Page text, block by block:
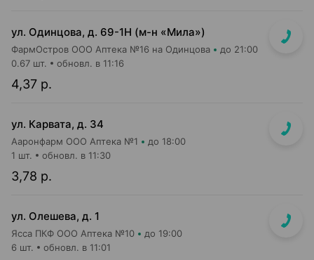
ул. Одинцова, д. 69-1Н (м-н «Мила»)
ФармОстров ООО Аптека №16 на Одинцова до 21:00
4,37 р.
0.67 шт. обновл. в 11:16
ул. Карвата, д. 34
Ааронфарм ООО Аптека №1 до 18:00
3,78 р.
1 шт. обновл. в 11:30
ул. Олешева, д. 1
Ясса ПКФ ООО Аптека №10 до 19:00
6 шт. обновл. в 11:01